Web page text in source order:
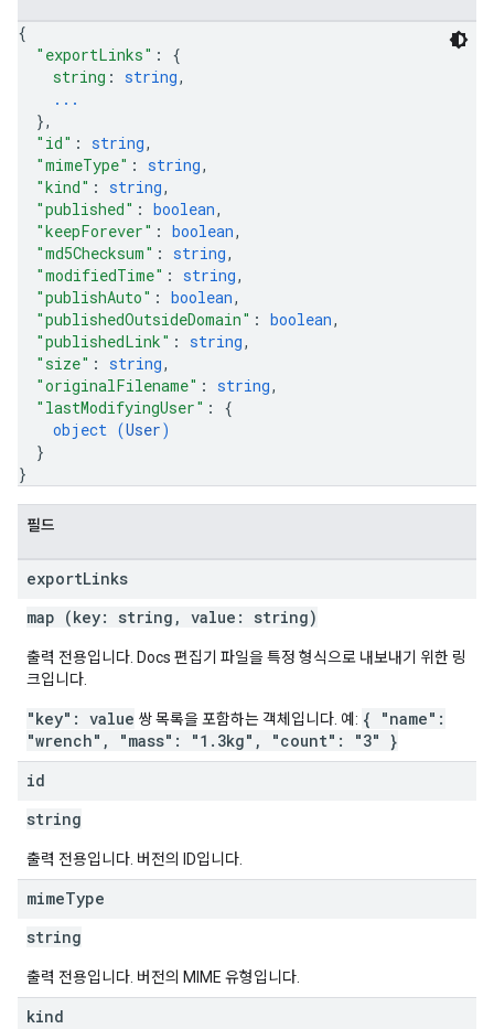
{
"exportLinks" : {
string : string,
...
},
"id" : string,
"mimeType" : string,
"kind" : string,
"published" : boolean,
"keepForever" : boolean,
"md5Checksum" : string,
"modifiedTime" : string,
"publishAuto" : boolean,
"publishedOutsideDomain" : boolean,
"publishedLink" : string,
"size" : string,
"originalFilename" : string,
"lastModifyingUser" : {
object (User)
}
}
필드
exportLinks
map (key: string, value: string)
출력 전용입니다. Docs 편집기 파일을 특정 형식으로 내보내기 위한 링
크입니다.
"key": value 쌍 목록을 포함하는 객체입니다. 예: { "name":
"wrench", "mass": "1.3kg", "count": "3" }
id
string
출력 전용입니다. 버전의 ID입니다.
mimeType
string
출력 전용입니다. 버전의 MIME 유형입니다.
kind